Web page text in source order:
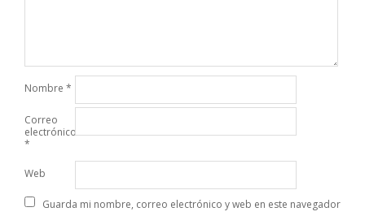
Nombre *
Correo
electrónico
*
Web
Guarda mi nombre, correo electrónico y web en este navegador